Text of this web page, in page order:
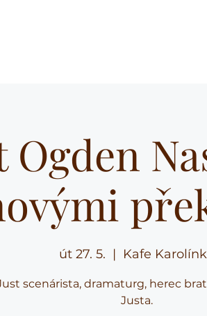
Ogden
út 27. 5.
  |
Kafe
scenárista, dramaturg, herec
Justa.